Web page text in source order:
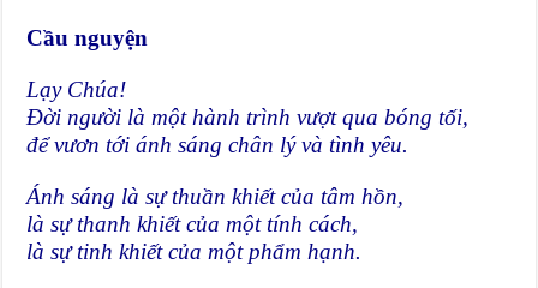
Cầu nguyện
Lạy Chúa!
Đời người là một hành trình vượt qua bóng tối,
để vươn tới ánh sáng chân lý và tình yêu.
Ánh sáng là sự thuần khiết của tâm hồn,
là sự thanh khiết của một tính cách,
là sự tinh khiết của một phẩm hạnh.